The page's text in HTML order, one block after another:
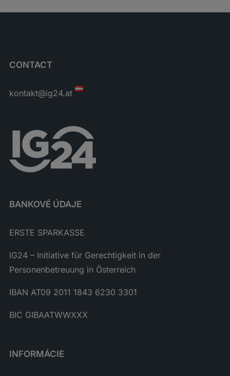
CONTACT
kontakt@ig24.at
BANKOVÉ ÚDAJE
ERSTE SPARKASSE
IG24 – Initiative für Gerechtigkeit in der
Personenbetreuung in Österreich
IBAN AT09 2011 1843 6230 3301
BIC GIBAATWWXXX
INFORMÁCIE